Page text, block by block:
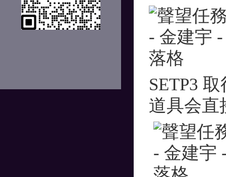
SETP3
道具会